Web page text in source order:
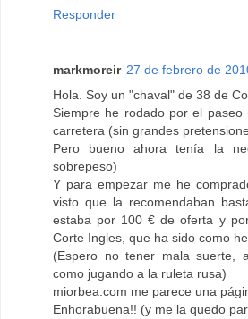
Responder
markmoreir 27 de febrero de
Hola. Soy un "chaval" de 38 de
Siempre he rodado por el
carretera (sin grandes
Pero bueno ahora tenía la
sobrepeso)
Y para empezar me he
visto que la recomendaban
estaba por 100 € de oferta y
Corte Ingles, que ha sido como
(Espero no tener mala suerte,
como jugando a la ruleta rusa)
miorbea.com me parece una
Enhorabuena!! (y me la quedo